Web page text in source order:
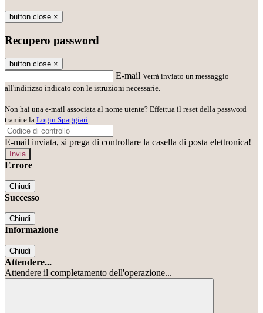
button close ×
Recupero password
button close ×
E-mail Verrà inviato un messaggio
all'indirizzo indicato con le istruzioni necessarie.
Non hai una e-mail associata al nome utente? Effettua il reset della password
tramite la Login Spaggiari
E-mail inviata, si prega di controllare la casella di posta elettronica!
Errore
Chiudi
Successo
Chiudi
Informazione
Chiudi
Attendere...
Attendere il completamento dell'operazione...